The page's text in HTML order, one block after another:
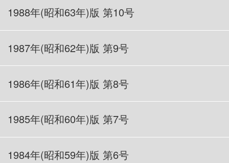
1988年(昭和63年)版 第10号
1987年(昭和62年)版 第9号
1986年(昭和61年)版 第8号
1985年(昭和60年)版 第7号
1984年(昭和59年)版 第6号